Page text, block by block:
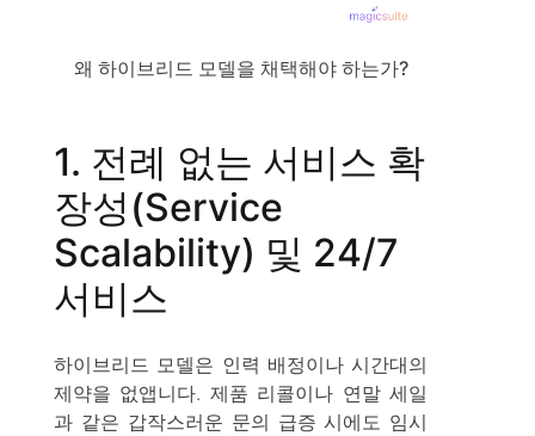
왜 하이브리드 모델을 채택해야 하는가?
1. 전례 없는 서비스 확
장성(Service
Scalability) 및 24/7
서비스
하이브리드 모델은 인력 배정이나 시간대의
제약을 없앱니다. 제품 리콜이나 연말 세일
과 같은 갑작스러운 문의 급증 시에도 임시